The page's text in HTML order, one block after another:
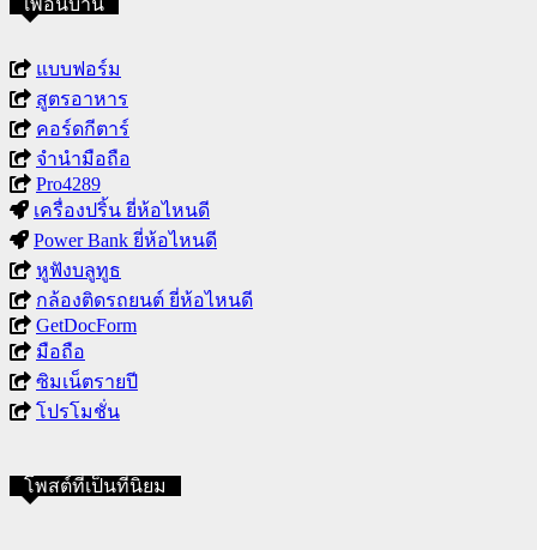
เพื่อนบ้าน
แบบฟอร์ม
สูตรอาหาร
คอร์ดกีตาร์
จำนำมือถือ
Pro4289
เครื่องปริ้น ยี่ห้อไหนดี
Power Bank ยี่ห้อไหนดี
หูฟังบลูทูธ
กล้องติดรถยนต์ ยี่ห้อไหนดี
GetDocForm
มือถือ
ซิมเน็ตรายปี
โปรโมชั่น
โพสต์ที่เป็นที่นิยม